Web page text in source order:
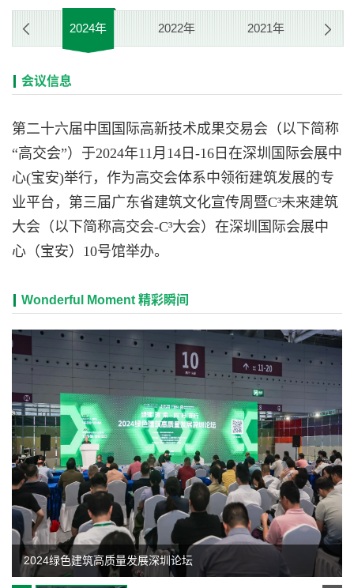
2024年 2022年 2021年
会议信息
第二十六届中国国际高新技术成果交易会（以下简称
“高交会”）于2024年11月14日-16日在深圳国际会展中
心(宝安)举行，作为高交会体系中领衔建筑发展的专
业平台，第三届广东省建筑文化宣传周暨C³未来建筑
大会（以下简称高交会-C³大会）在深圳国际会展中
心（宝安）10号馆举办。
Wonderful Moment 精彩瞬间
2024绿色建筑高质量发展深圳论坛